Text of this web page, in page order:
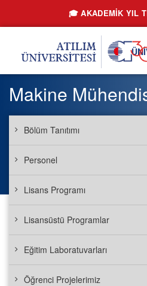
🎓 AKADEMİK YIL
Makine
Bölüm Tanıtımı
Personel
Lisans Programı
Lisansüstü Programlar
Eğitim Laboratuvarları
Öğrenci Projelerimiz